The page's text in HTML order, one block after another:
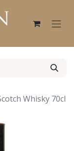
Whisky 70cl